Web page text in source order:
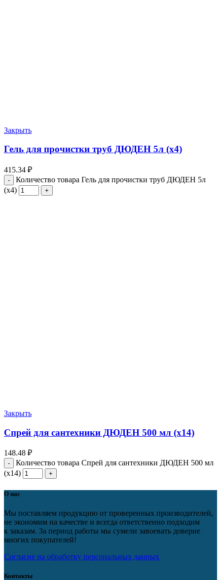
Закрыть
Гель для прочистки труб ДЮДЕН 5л (х4)
415.34 ₽
Количество товара Гель для прочистки труб ДЮДЕН 5л
(х4)
Закрыть
Спрей для сантехники ДЮДЕН 500 мл (х14)
148.48 ₽
Количество товара Спрей для сантехники ДЮДЕН 500 мл
(х14)
О нас
Мы поставляем продукцию от проверенных производителей,
не экономим на качестве и всегда ответственно подходим
к заказам. За период работы мы сумели завоевать доверие
многих покупателей!
Согласие на обработку персональных данных
Контакты